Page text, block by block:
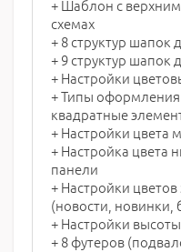
+ Шаблон с
схемах
+ 8 структур шапок
+ 9 структур шапок
+ Настройки
+ Типы
квадратные
+ Настройки цвета
+ Настройка цвета
панели
+ Настройки
(новости, новинки,
+ Настройки
+ 8 футеров